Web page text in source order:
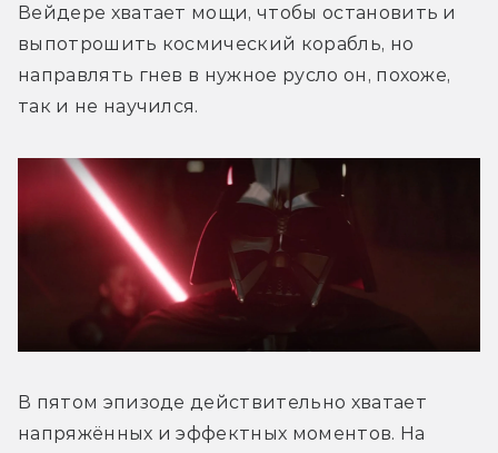
Вейдере хватает мощи, чтобы остановить и
выпотрошить космический корабль, но
направлять гнев в нужное русло он, похоже,
так и не научился.
В пятом эпизоде действительно хватает
напряжённых и эффектных моментов. На